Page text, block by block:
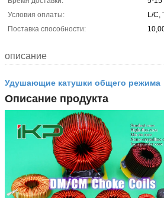
Условия оплаты:
L/C,
Поставка способности:
описание
Удушающие катушки общего режима
Описание продукта